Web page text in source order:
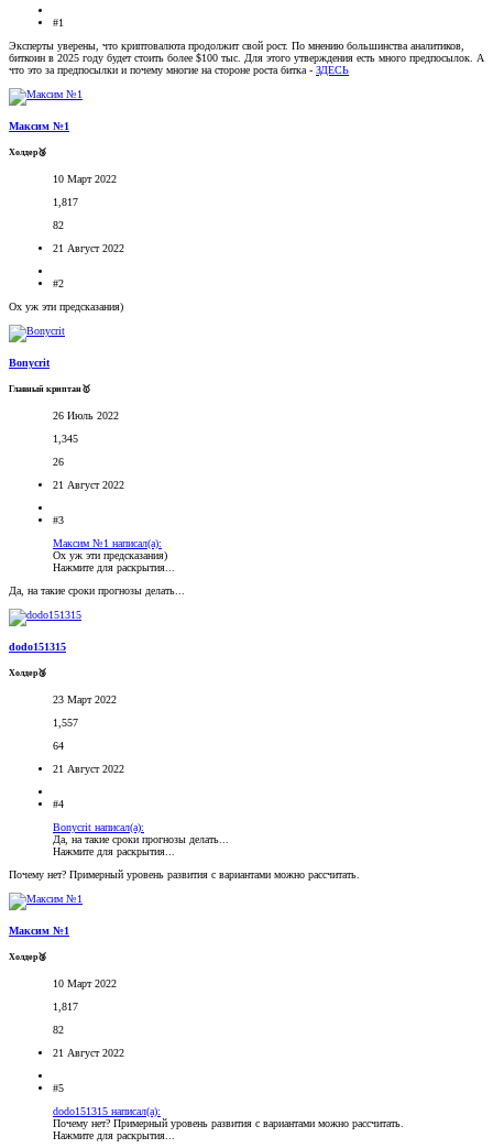
#1
Эксперты уверены, что криптовалюта продолжит свой рост. По мнению большинства аналитиков,
биткоин в 2025 году будет стоить более $100 тыс. Для этого утверждения есть много предпосылок. А
что это за предпосылки и почему многие на стороне роста битка - ЗДЕСЬ
Максим №1
Холдер🥉
10 Март 2022
1,817
82
21 Август 2022
#2
Ох уж эти предсказания)
Bonycrit
Главный криптан🥇
26 Июль 2022
1,345
26
21 Август 2022
#3
Максим №1 написал(а):
Ох уж эти предсказания)
Нажмите для раскрытия...
Да, на такие сроки прогнозы делать...
dodo151315
Холдер🥉
23 Март 2022
1,557
64
21 Август 2022
#4
Bonycrit написал(а):
Да, на такие сроки прогнозы делать...
Нажмите для раскрытия...
Почему нет? Примерный уровень развития с вариантами можно рассчитать.
Максим №1
Холдер🥉
10 Март 2022
1,817
82
21 Август 2022
#5
dodo151315 написал(а):
Почему нет? Примерный уровень развития с вариантами можно рассчитать.
Нажмите для раскрытия...